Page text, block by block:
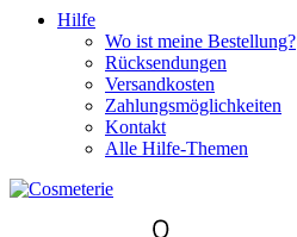
Hilfe
Wo ist meine Bestellung?
Rücksendungen
Versandkosten
Zahlungsmöglichkeiten
Kontakt
Alle Hilfe-Themen